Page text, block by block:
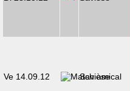
Ve 14.09.12 Savièse